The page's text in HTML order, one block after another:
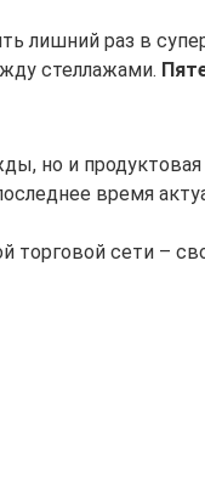
лишний раз в
стеллажами.
но и
время
сети –